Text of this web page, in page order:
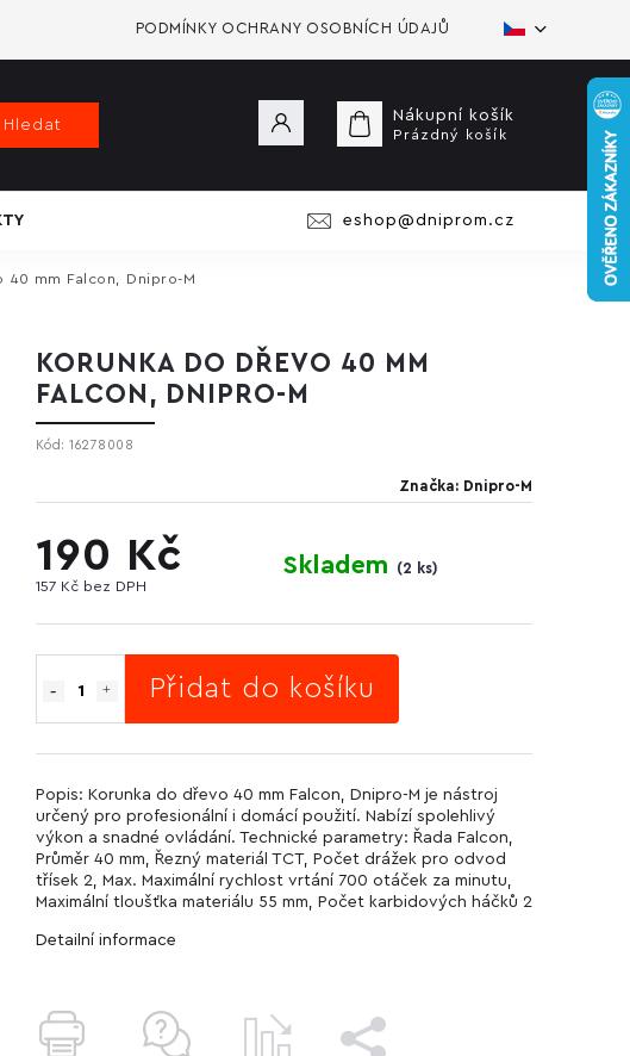
PODMÍNKY OCHRANY OSOBNÍCH ÚDAJŮ
Hledat
Nákupní košík
Prázdný košík
eshop@dniprom.cz
40 mm Falcon, Dnipro-M
KORUNKA DO DŘEVO 40 MM
FALCON, DNIPRO-M
Kód: 16278008
Značka: Dnipro-M
190 Kč
157 Kč bez DPH
Skladem (2 ks)
Přidat do košíku
Popis: Korunka do dřevo 40 mm Falcon, Dnipro-M je nástroj
určený pro profesionální i domácí použití. Nabízí spolehlivý
výkon a snadné ovládání. Technické parametry: Řada Falcon,
Průměr 40 mm, Řezný materiál TCT, Počet drážek pro odvod
třísek 2, Max. Maximální rychlost vrtání 700 otáček za minutu,
Maximální tloušťka materiálu 55 mm, Počet karbidových háčků 2
Detailní informace